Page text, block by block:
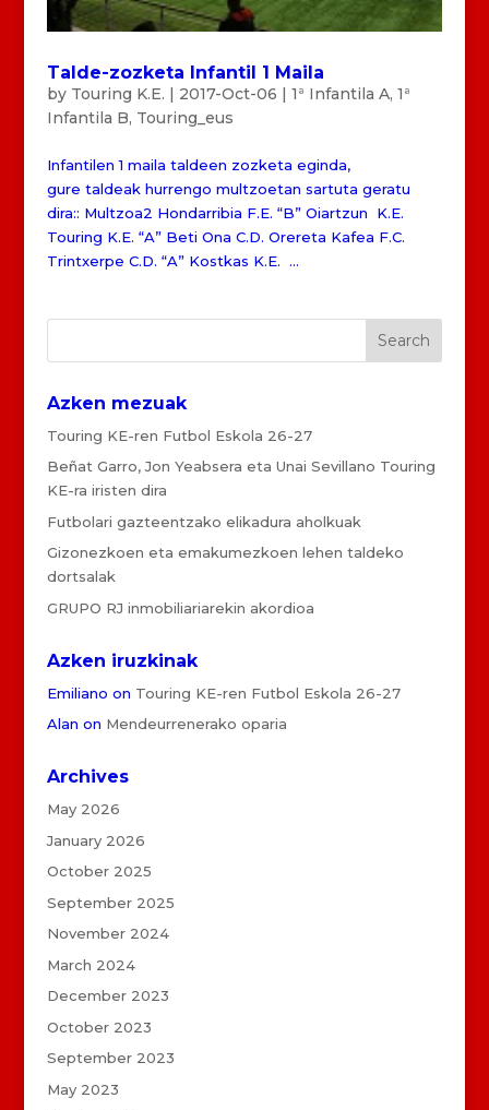
Talde-zozketa Infantil 1 Maila
by Touring K.E. | 2017-Oct-06 | 1ª Infantila A, 1ª
Infantila B, Touring_eus
Infantilen 1 maila taldeen zozketa eginda,
gure taldeak hurrengo multzoetan sartuta geratu
dira:: Multzoa2 Hondarribia F.E. “B” Oiartzun K.E.
Touring K.E. “A” Beti Ona C.D. Orereta Kafea F.C.
Trintxerpe C.D. “A” Kostkas K.E. ...
Azken mezuak
Touring KE-ren Futbol Eskola 26-27
Beñat Garro, Jon Yeabsera eta Unai Sevillano Touring
KE-ra iristen dira
Futbolari gazteentzako elikadura aholkuak
Gizonezkoen eta emakumezkoen lehen taldeko
dortsalak
GRUPO RJ inmobiliariarekin akordioa
Azken iruzkinak
Emiliano on Touring KE-ren Futbol Eskola 26-27
Alan on Mendeurrenerako oparia
Archives
May 2026
January 2026
October 2025
September 2025
November 2024
March 2024
December 2023
October 2023
September 2023
May 2023